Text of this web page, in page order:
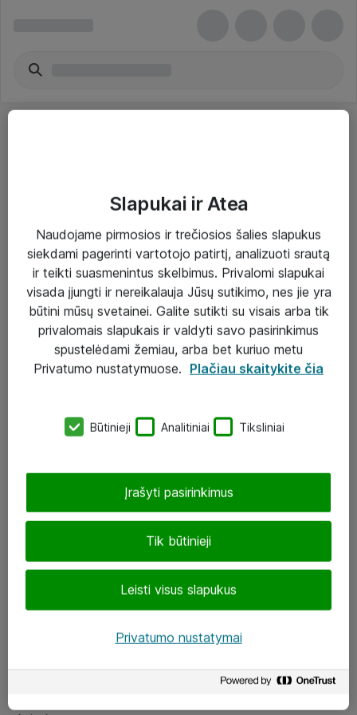
Paslaugos
Sprendimai
Įgyvendinti projektai
Atea ekspertų patarimai verslui
eShop@atea.lt
LinkedIn
Slapukai ir Atea
Naudojame pirmosios ir trečiosios šalies slapukus
siekdami pagerinti vartotojo patirtį, analizuoti srautą
ir teikti suasmenintus skelbimus. Privalomi slapukai
visada įjungti ir nereikalauja Jūsų sutikimo, nes jie yra
būtini mūsų svetainei. Galite sutikti su visais arba tik
privalomais slapukais ir valdyti savo pasirinkimus
spustelėdami žemiau, arba bet kuriuo metu
Privatumo nustatymuose. Plačiau skaitykite čia
Būtinieji Analitiniai Tiksliniai
Tik būtinieji
Leisti visus slapukus
Įrašyti pasirinkimus
Privatumo nustatymai